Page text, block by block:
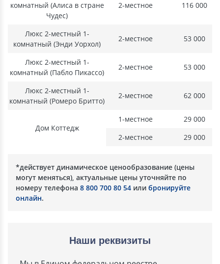
комнатный (Алиса в стране
Чудес)
2-местное 116 000
Люкс 2-местный 1-
комнатный (Энди Уорхол)
2-местное 53 000
Люкс 2-местный 1-
комнатный (Пабло Пикассо)
2-местное 53 000
Люкс 2-местный 1-
комнатный (Ромеро Бритто)
2-местное 62 000
Дом Коттедж
1-местное
29 000
2-местное
29 000
*действует динамическое ценообразование (цены
могут меняться), актуальные цены уточняйте по
номеру телефона 8 800 700 80 54 или бронируйте
онлайн.
Наши реквизиты